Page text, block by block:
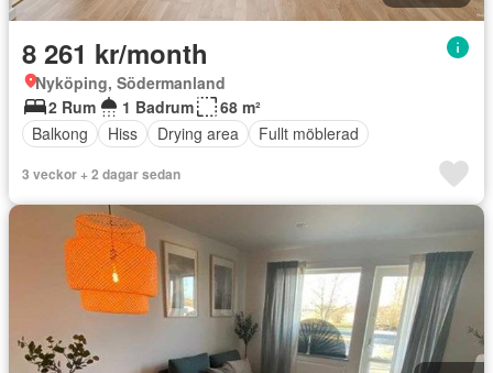
8 261 kr/month
Nyköping, Södermanland
2 Rum
1 Badrum
68 m²
Balkong
Hiss Drying area Fullt möblerad
3 veckor + 2 dagar sedan